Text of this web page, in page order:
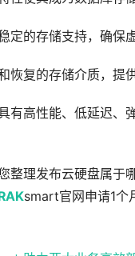
的存储支持，确保
复的存储介质，提
有高性能、低延迟、
整理发布云硬盘属于
smart官网申请1个